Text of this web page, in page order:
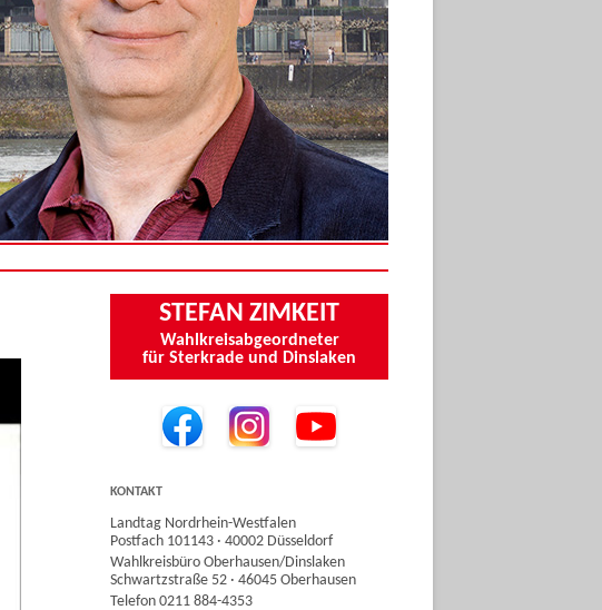
STEFAN ZIMKEIT
Wahlkreisabgeordneter
für Sterkrade und Dinslaken
KONTAKT
Landtag Nordrhein-Westfalen
Postfach 101143 · 40002 Düsseldorf
Wahlkreisbüro Oberhausen/Dinslaken
Schwartzstraße 52 · 46045 Oberhausen
Telefon 0211 884-4353